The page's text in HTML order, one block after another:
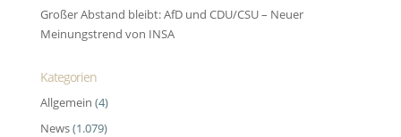
Großer Abstand bleibt: AfD und CDU/CSU – Neuer
Meinungstrend von INSA
Kategorien
Allgemein (4)
News(1.079)